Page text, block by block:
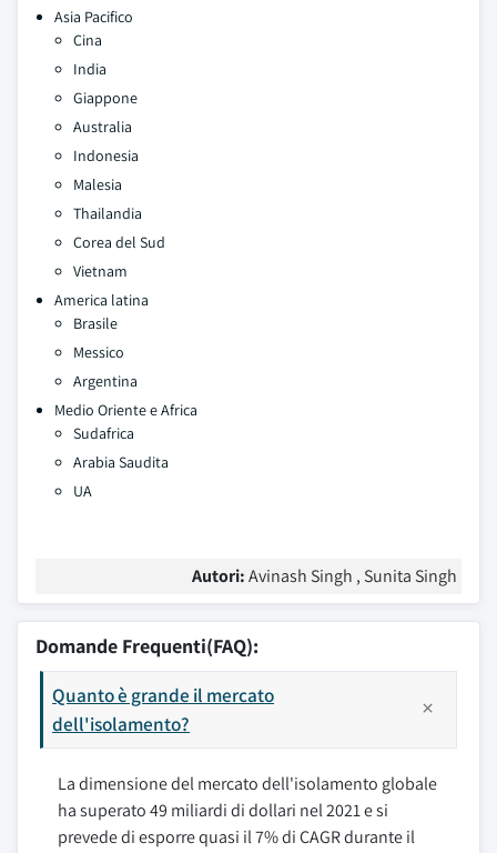
Asia Pacifico
Cina
India
Giappone
Australia
Indonesia
Malesia
Thailandia
Corea del Sud
Vietnam
America latina
Brasile
Messico
Argentina
Medio Oriente e Africa
Sudafrica
Arabia Saudita
UA
Autori:Avinash Singh , Sunita Singh
Domande Frequenti(FAQ):
Quanto è grande il mercato
dell'isolamento?
La dimensione del mercato dell'isolamento globale
ha superato 49 miliardi di dollari nel 2021 e si
prevede di esporre quasi il 7% di CAGR durante il